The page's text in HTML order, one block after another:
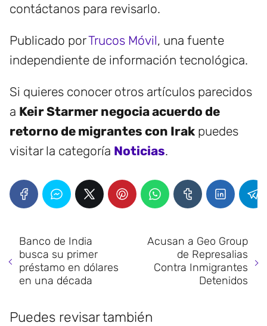
contáctanos para revisarlo.
Publicado porTrucos Móvil, una fuente
independiente de información tecnológica.
Si quieres conocer otros artículos parecidos
a Keir Starmer negocia acuerdo de
retorno de migrantes con Irak puedes
visitar la categoría Noticias.
Banco de India
busca su primer
préstamo en dólares
en una década
Acusan a Geo Group
de Represalias
Contra Inmigrantes
Detenidos
Puedes revisar también